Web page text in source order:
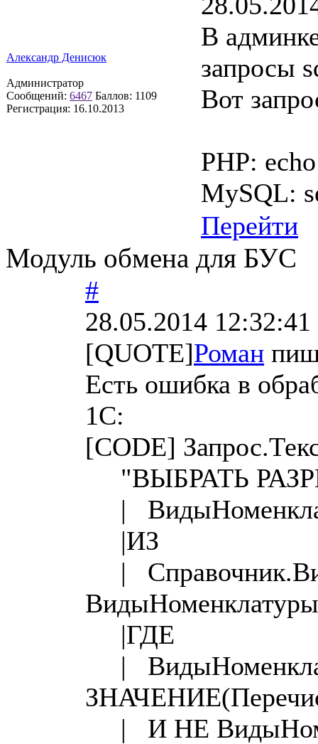
Александр Денисюк
Администратор
Сообщений: 6467 Баллов: 1109
Регистрация: 16.10.2013
В
запросы
Вот
PHP:
MySQL:
Перейти
Модуль обмена для БУС
#
28.05.2014 12:32:41
[QUOTE]Роман
Есть ошибка в
1С:
[CODE]
"ВЫБРАТЬ
|
|ИЗ
|
ВидыНоменклатуры
|ГДЕ
|
| И НЕ